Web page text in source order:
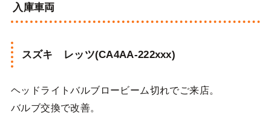
入庫車両
スズキ レッツ(CA4AA-222xxx)
ヘッドライトバルブロービーム切れでご来店。
バルブ交換で改善。